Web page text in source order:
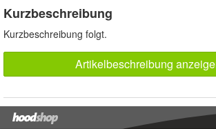
Kurzbeschreibung
Kurzbeschreibung folgt.
Artikelbeschreibung